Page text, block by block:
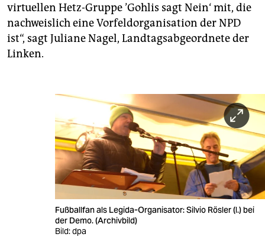
virtuellen Hetz-Gruppe ’Gohlis sagt Nein‘ mit, die
nachweislich eine Vorfeldorganisation der NPD
ist“, sagt Juliane Nagel, Landtagsabgeordnete der
Linken.
Fußballfan als Legida-Organisator: Silvio Rösler (l.) bei
der Demo. (Archivbild)
Bild: dpa